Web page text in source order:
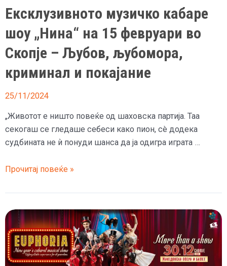
Ексклузивното музичко кабаре
шоу „Нина“ на 15 февруари во
Скопје – Љубов, љубомора,
криминал и покајание
25/11/2024
„Животот е ништо повеќе од шаховска партија. Таа
секогаш се гледаше себеси како пион, сè додека
судбината не ѝ понуди шанса да ја одигра играта …
Ексклузивното
кабаре
шоу
„Нина“
на
15
февруари
Прочитај повеќе »